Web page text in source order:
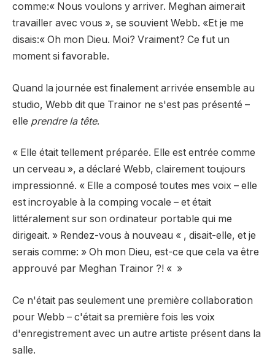
comme:« Nous voulons y arriver. Meghan aimerait
travailler avec vous », se souvient Webb. «Et je me
disais:« Oh mon Dieu. Moi? Vraiment? Ce fut un
moment si favorable.
Quand la journée est finalement arrivée ensemble au
studio, Webb dit que Trainor ne s'est pas présenté –
elle prendre la tête.
« Elle était tellement préparée. Elle est entrée comme
un cerveau », a déclaré Webb, clairement toujours
impressionné. « Elle a composé toutes mes voix – elle
est incroyable à la comping vocale – et était
littéralement sur son ordinateur portable qui me
dirigeait. » Rendez-vous à nouveau « , disait-elle, et je
serais comme: » Oh mon Dieu, est-ce que cela va être
approuvé par Meghan Trainor ?! « »
Ce n'était pas seulement une première collaboration
pour Webb – c'était sa première fois les voix
d'enregistrement avec un autre artiste présent dans la
salle.